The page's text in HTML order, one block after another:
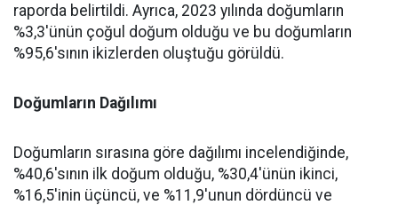
raporda belirtildi. Ayrıca, 2023 yılında doğumların
%3,3'ünün çoğul doğum olduğu ve bu doğumların
%95,6'sının ikizlerden oluştuğu görüldü.
Doğumların Dağılımı
Doğumların sırasına göre dağılımı incelendiğinde,
%40,6'sının ilk doğum olduğu, %30,4'ünün ikinci,
%16,5'inin üçüncü, ve %11,9'unun dördüncü ve